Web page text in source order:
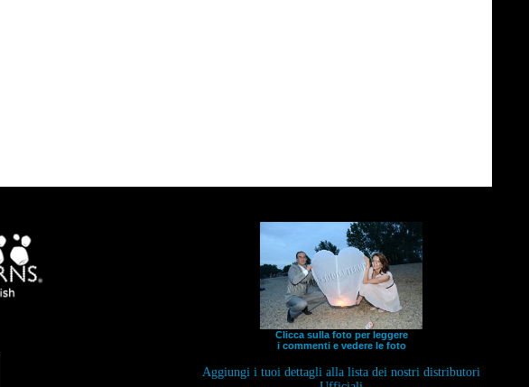
Clicca sulla foto per leggere
i commenti e vedere le foto
Aggiungi i tuoi dettagli alla lista dei nostri distributori